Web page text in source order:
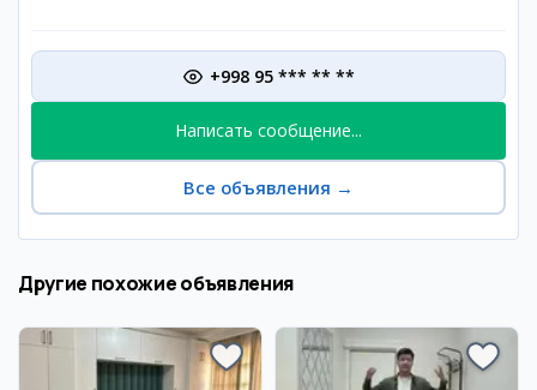
+998 95 *** ** **
Написать сообщение...
Все объявления →
Другие похожие объявления